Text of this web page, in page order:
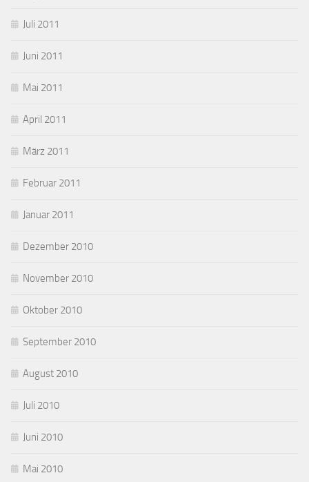
Juli 2011
Juni 2011
Mai 2011
April 2011
März 2011
Februar 2011
Januar 2011
Dezember 2010
November 2010
Oktober 2010
September 2010
August 2010
Juli 2010
Juni 2010
Mai 2010